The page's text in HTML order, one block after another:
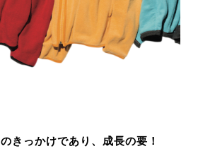
きっかけであり、成長の要！